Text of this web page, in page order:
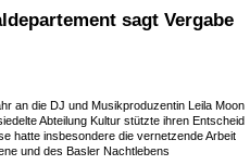
sagt Vergabe
an die DJ und Musikproduzentin Leila Moon
Abteilung Kultur stützte ihren Entscheid
hatte insbesondere die vernetzende Arbeit
und des Basler Nachtlebens